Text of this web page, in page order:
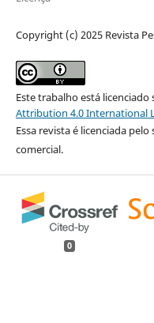
Copyright (c) 2025 Revista
Este trabalho está licenciado
Attribution 4.0 International
Essa revista é licenciada
comercial.
0